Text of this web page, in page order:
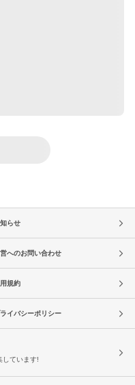
らせ
へのお問い合わせ
規約
イバシーポリシー
しています!